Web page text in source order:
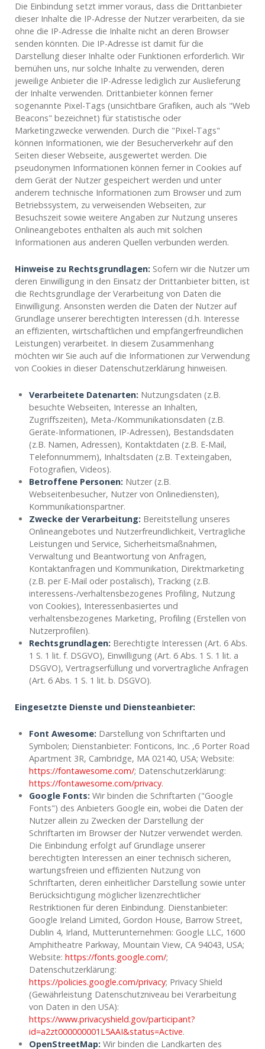
Die Einbindung setzt immer voraus, dass die Drittanbieter
dieser Inhalte die IP-Adresse der Nutzer verarbeiten, da sie
ohne die IP-Adresse die Inhalte nicht an deren Browser
senden könnten. Die IP-Adresse ist damit für die
Darstellung dieser Inhalte oder Funktionen erforderlich. Wir
bemühen uns, nur solche Inhalte zu verwenden, deren
jeweilige Anbieter die IP-Adresse lediglich zur Auslieferung
der Inhalte verwenden. Drittanbieter können ferner
sogenannte Pixel-Tags (unsichtbare Grafiken, auch als "Web
Beacons" bezeichnet) für statistische oder
Marketingzwecke verwenden. Durch die "Pixel-Tags"
können Informationen, wie der Besucherverkehr auf den
Seiten dieser Webseite, ausgewertet werden. Die
pseudonymen Informationen können ferner in Cookies auf
dem Gerät der Nutzer gespeichert werden und unter
anderem technische Informationen zum Browser und zum
Betriebssystem, zu verweisenden Webseiten, zur
Besuchszeit sowie weitere Angaben zur Nutzung unseres
Onlineangebotes enthalten als auch mit solchen
Informationen aus anderen Quellen verbunden werden.
Hinweise zu Rechtsgrundlagen: Sofern wir die Nutzer um
deren Einwilligung in den Einsatz der Drittanbieter bitten, ist
die Rechtsgrundlage der Verarbeitung von Daten die
Einwilligung. Ansonsten werden die Daten der Nutzer auf
Grundlage unserer berechtigten Interessen (d.h. Interesse
an effizienten, wirtschaftlichen und empfängerfreundlichen
Leistungen) verarbeitet. In diesem Zusammenhang
möchten wir Sie auch auf die Informationen zur Verwendung
von Cookies in dieser Datenschutzerklärung hinweisen.
Verarbeitete Datenarten: Nutzungsdaten (z.B.
besuchte Webseiten, Interesse an Inhalten,
Zugriffszeiten), Meta-/Kommunikationsdaten (z.B.
Geräte-Informationen, IP-Adressen), Bestandsdaten
(z.B. Namen, Adressen), Kontaktdaten (z.B. E-Mail,
Telefonnummern), Inhaltsdaten (z.B. Texteingaben,
Fotografien, Videos).
Betroffene Personen: Nutzer (z.B.
Webseitenbesucher, Nutzer von Onlinediensten),
Kommunikationspartner.
Zwecke der Verarbeitung: Bereitstellung unseres
Onlineangebotes und Nutzerfreundlichkeit, Vertragliche
Leistungen und Service, Sicherheitsmaßnahmen,
Verwaltung und Beantwortung von Anfragen,
Kontaktanfragen und Kommunikation, Direktmarketing
(z.B. per E-Mail oder postalisch), Tracking (z.B.
interessens-/verhaltensbezogenes Profiling, Nutzung
von Cookies), Interessenbasiertes und
verhaltensbezogenes Marketing, Profiling (Erstellen von
Nutzerprofilen).
Rechtsgrundlagen: Berechtigte Interessen (Art. 6 Abs.
1 S. 1 lit. f. DSGVO), Einwilligung (Art. 6 Abs. 1 S. 1 lit. a
DSGVO), Vertragserfüllung und vorvertragliche Anfragen
(Art. 6 Abs. 1 S. 1 lit. b. DSGVO).
Eingesetzte Dienste und Diensteanbieter:
Font Awesome: Darstellung von Schriftarten und
Symbolen; Dienstanbieter: Fonticons, Inc. ,6 Porter Road
Apartment 3R, Cambridge, MA 02140, USA; Website:
https://fontawesome.com/; Datenschutzerklärung:
https://fontawesome.com/privacy.
Google Fonts: Wir binden die Schriftarten ("Google
Fonts") des Anbieters Google ein, wobei die Daten der
Nutzer allein zu Zwecken der Darstellung der
Schriftarten im Browser der Nutzer verwendet werden.
Die Einbindung erfolgt auf Grundlage unserer
berechtigten Interessen an einer technisch sicheren,
wartungsfreien und effizienten Nutzung von
Schriftarten, deren einheitlicher Darstellung sowie unter
Berücksichtigung möglicher lizenzrechtlicher
Restriktionen für deren Einbindung. Dienstanbieter:
Google Ireland Limited, Gordon House, Barrow Street,
Dublin 4, Irland, Mutterunternehmen: Google LLC, 1600
Amphitheatre Parkway, Mountain View, CA 94043, USA;
Website: https://fonts.google.com/;
Datenschutzerklärung:
https://policies.google.com/privacy; Privacy Shield
(Gewährleistung Datenschutzniveau bei Verarbeitung
von Daten in den USA):
https://www.privacyshield.gov/participant?
id=a2zt000000001L5AAI&status=Active.
OpenStreetMap: Wir binden die Landkarten des